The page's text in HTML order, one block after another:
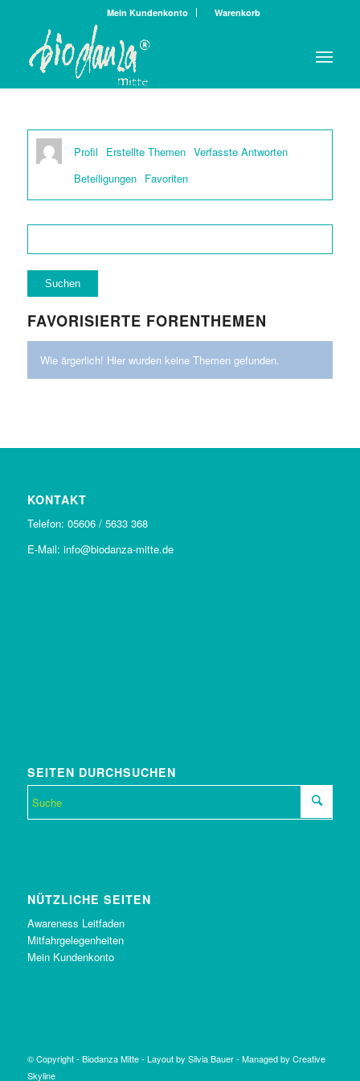
Mein Kundenkonto Warenkorb
Profil Erstellte Themen Verfasste Antworten
Beteiligungen
Favoriten
FAVORISIERTE FORENTHEMEN
Wie ärgerlich! Hier wurden keine Themen gefunden.
KONTAKT
Telefon: 05606 / 5633 368
E-Mail: info@biodanza-mitte.de
SEITEN DURCHSUCHEN
NÜTZLICHE SEITEN
Awareness Leitfaden
Mitfahrgelegenheiten
Mein Kundenkonto
© Copyright - Biodanza Mitte- Layout by Silvia Bauer- Managed by Creative
Skyline